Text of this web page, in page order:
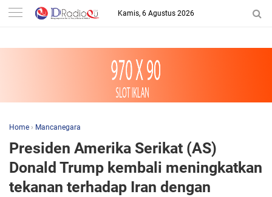
-->
Kamis, 6 Agustus 2026
Home › Mancanegara
Presiden Amerika Serikat (AS)
Donald Trump kembali meningkatkan
tekanan terhadap Iran dengan